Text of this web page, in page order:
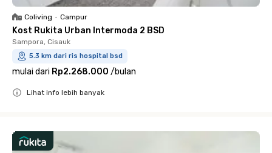
Coliving • Campur
Kost Rukita Urban Intermoda 2 BSD
Sampora, Cisauk
5.3 km dari ris hospital bsd
mulai dari Rp2.268.000 /bulan
Lihat info lebih banyak